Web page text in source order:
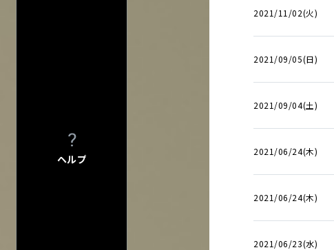
ヘルプ
2021/11/02(火)
2021/09/05(日)
2021/09/04(土)
2021/06/24(木)
2021/06/24(木)
2021/06/23(水)